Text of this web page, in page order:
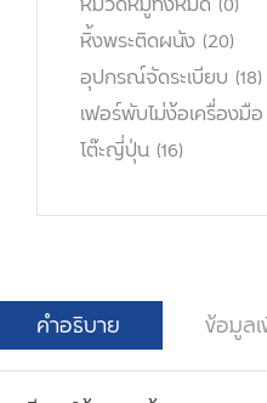
หิ้งพระติดผนัง (20)
อุปกรณ์จัดระเบียบ (18)
เฟอร์พับไม่ง้อเครื่องมือ
โต๊ะญี่ปุ่น (16)
คำอธิบาย ข้อมูล